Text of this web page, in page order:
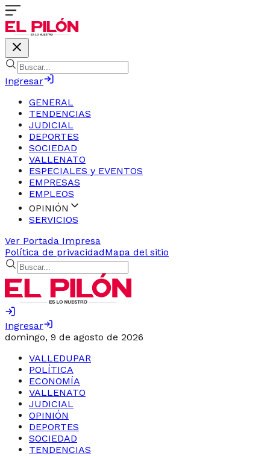
Ingresar
GENERAL
TENDENCIAS
JUDICIAL
DEPORTES
SOCIEDAD
VALLENATO
ESPECIALES y EVENTOS
EMPRESAS
EMPLEOS
OPINIÓN
SERVICIOS
Ver Portada Impresa
Política de privacidadMapa del sitio
Ingresar
domingo, 9 de agosto de 2026
VALLEDUPAR
POLÍTICA
ECONOMÍA
VALLENATO
JUDICIAL
OPINIÓN
DEPORTES
SOCIEDAD
TENDENCIAS